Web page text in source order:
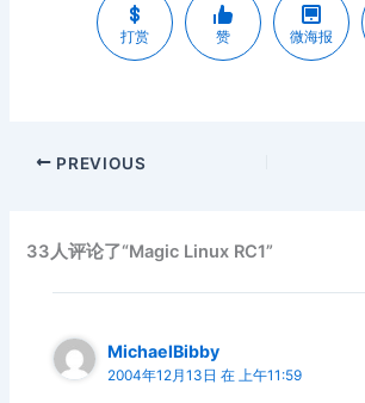
打赏 赞 微海报
PREVIOUS
33人评论了“Magic Linux RC1”
MichaelBibby
2004年12月13日 在 上午11:59